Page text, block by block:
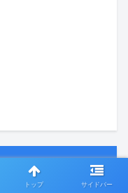
トップ サイドバー